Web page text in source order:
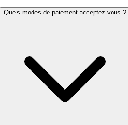
Quels modes de paiement acceptez-vous ?